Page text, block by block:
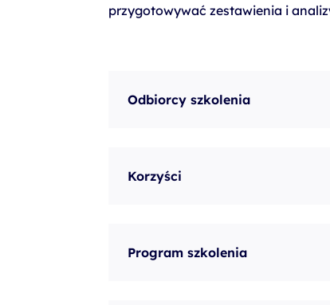
szkolenia
przygotowywać zestawienia i
Odbiorcy szkolenia
Korzyści
Program szkolenia